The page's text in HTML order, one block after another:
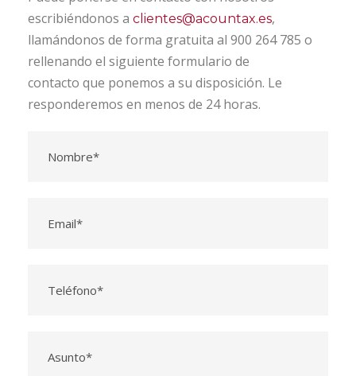
escribiéndonos a clientes@acountax.es,
llamándonos de forma gratuita al 900 264 785 o
rellenando el siguiente formulario de
contacto que ponemos a su disposición. Le
responderemos en menos de 24 horas.